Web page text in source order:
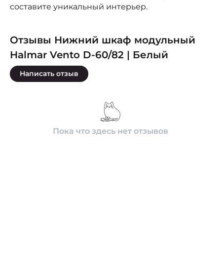
составите уникальный интерьер.
Отзывы Нижний шкаф модульный
Halmar Vento D-60/82 | Белый
Написать отзыв
Пока что здесь нет отзывов